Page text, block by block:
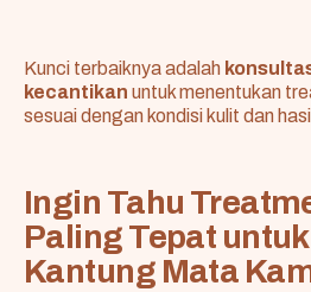
Kunci terbaiknya adalah
kecantikan untuk menentukan
sesuai dengan kondisi kulit dan
Ingin Tahu
Paling Tepat
Kantung Mata